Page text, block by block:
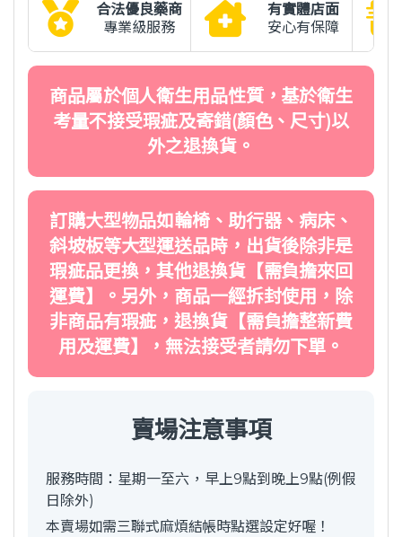
合法優良藥商
專業級服務
有實體店面
安心有保障
商品屬於個人衛生用品性質，基於衛生
考量不接受瑕疵及寄錯(顏色、尺寸)以
外之退換貨。
訂購大型物品如輪椅、助行器、病床、
斜坡板等大型運送品時，出貨後除非是
瑕疵品更換，其他退換貨【需負擔來回
運費】。另外，商品一經拆封使用，除
非商品有瑕疵，退換貨【需負擔整新費
用及運費】，無法接受者請勿下單。
賣場注意事項
服務時間：星期一至六，早上9點到晚上9點(例假
日除外)
本賣場如需三聯式麻煩結帳時點選設定好喔！